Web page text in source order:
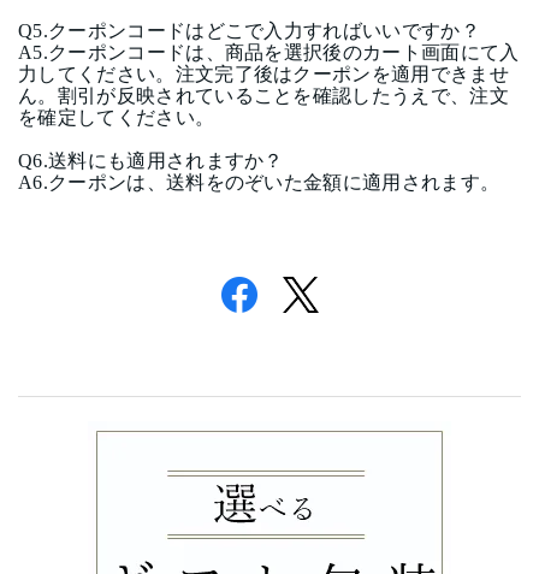
Q5.クーポンコードはどこで入力すればいいですか？
A5.クーポンコードは、商品を選択後のカート画面にて入
力してください。注文完了後はクーポンを適用できませ
ん。割引が反映されていることを確認したうえで、注文
を確定してください。
Q6.送料にも適用されますか？
A6.クーポンは、送料をのぞいた金額に適用されます。